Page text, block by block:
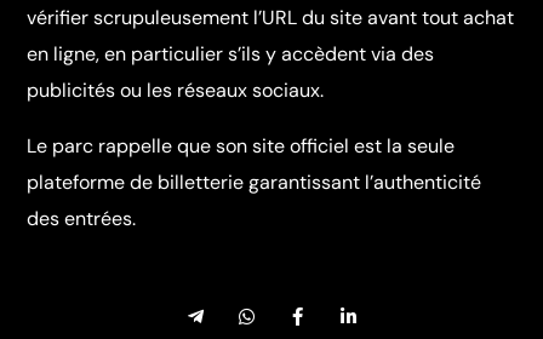
vérifier scrupuleusement l’URL du site avant tout achat
en ligne, en particulier s’ils y accèdent via des
publicités ou les réseaux sociaux.
Le parc rappelle que son site officiel est la seule
plateforme de billetterie garantissant l’authenticité
des entrées.